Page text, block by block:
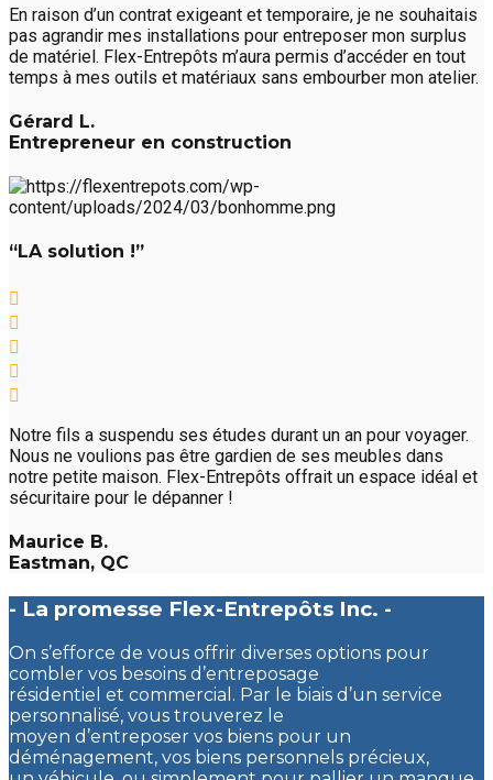
En raison d’un contrat exigeant et temporaire, je ne souhaitais
pas agrandir mes installations pour entreposer mon surplus
de matériel. Flex-Entrepôts m’aura permis d’accéder en tout
temps à mes outils et matériaux sans embourber mon atelier.
Gérard L.
Entrepreneur en construction
“LA solution !”
Notre fils a suspendu ses études durant un an pour voyager.
Nous ne voulions pas être gardien de ses meubles dans
notre petite maison. Flex-Entrepôts offrait un espace idéal et
sécuritaire pour le dépanner !
Maurice B.
Eastman, QC
- La promesse Flex-Entrepôts Inc. -
On s’efforce de vous offrir diverses options pour
combler vos besoins d’entreposage
résidentiel et commercial. Par le biais d’un service
personnalisé, vous trouverez le
moyen d’entreposer vos biens pour un
déménagement, vos biens personnels précieux,